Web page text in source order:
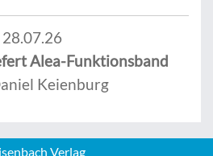
28.07.26
Alea-Funktionsband
Keienburg
Verlag